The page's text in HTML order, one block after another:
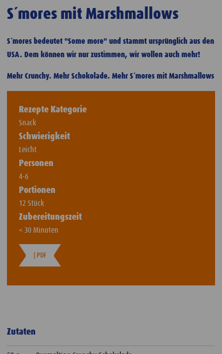
S´mores mit Marshmallows
S´mores bedeutet "Some more" und stammt ursprünglich aus den
USA. Dem können wir nur zustimmen, wir wollen auch mehr!
Mehr Crunchy. Mehr Schokolade. Mehr S´mores mit Marshmallows
Rezepte Kategorie
Snack
Schwierigkeit
Leicht
Personen
4-6
Portionen
12 Stück
Zubereitungszeit
< 30 Minuten
| PDF
Zutaten